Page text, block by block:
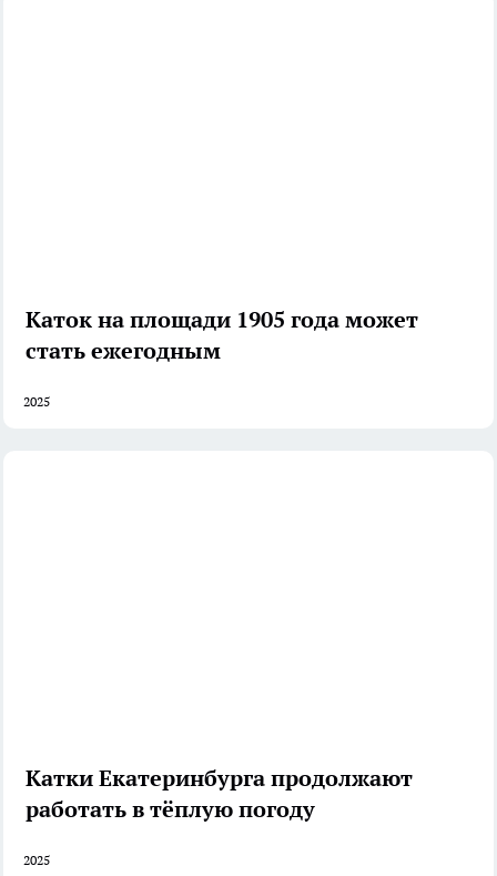
Каток на площади 1905 года может
стать ежегодным
2025
Катки Екатеринбурга продолжают
работать в тёплую погоду
2025